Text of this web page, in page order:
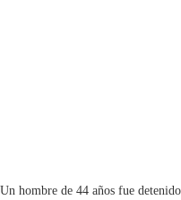
Un hombre de 44 años fue